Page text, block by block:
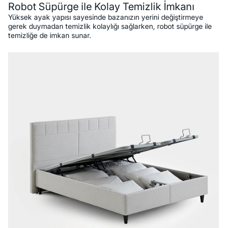
Robot Süpürge ile Kolay Temizlik İmkanı
Yüksek ayak yapısı sayesinde bazanızın yerini değiştirmeye
gerek duymadan temizlik kolaylığı sağlarken, robot süpürge ile
temizliğe de imkan sunar.